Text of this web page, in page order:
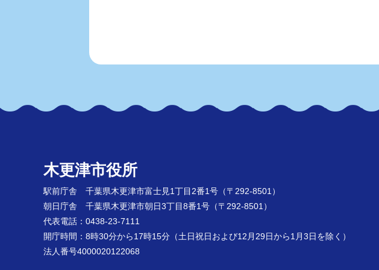
木更津市役所
駅前庁舎 千葉県木更津市富士見1丁目2番1号 （〒292-8501）
朝日庁舎 千葉県木更津市朝日3丁目8番1号 （〒292-8501）
代表電話：0438-23-7111
開庁時間：8時30分から17時15分（土日祝日および12月29日から1月3日を除く）
法人番号4000020122068